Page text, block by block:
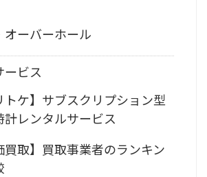
オーバーホール
ービス
トケ】サブスクリプション型
計レンタルサービス
買取】買取事業者のランキン